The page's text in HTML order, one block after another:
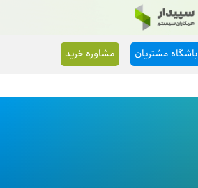
باشگاه مشتریان مشاوره خرید